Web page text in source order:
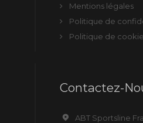
Mentions légales
Politique de
Politique de
Contactez-
ABT Sportsline